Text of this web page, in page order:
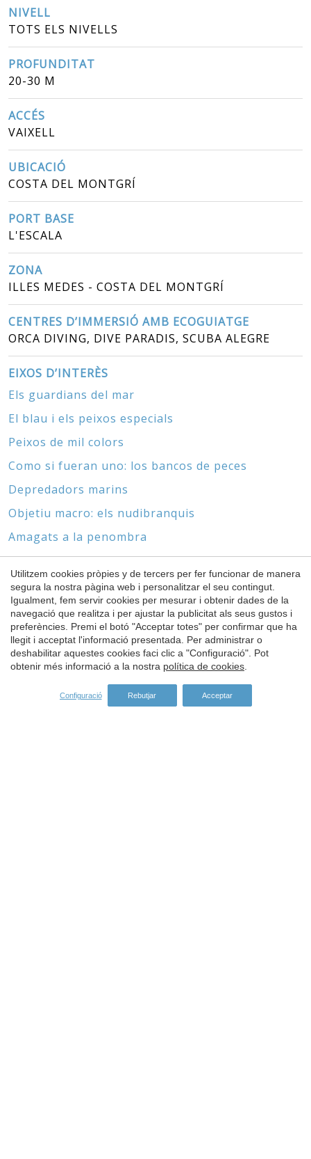
NIVELL
TOTS ELS NIVELLS
PROFUNDITAT
20-30 M
ACCÉS
VAIXELL
UBICACIÓ
COSTA DEL MONTGRÍ
PORT BASE
L'ESCALA
ZONA
ILLES MEDES - COSTA DEL MONTGRÍ
CENTRES D’IMMERSIÓ AMB ECOGUIATGE
ORCA DIVING, DIVE PARADIS, SCUBA ALEGRE
EIXOS D’INTERÈS
Els guardians del mar
El blau i els peixos especials
Peixos de mil colors
Como si fueran uno: los bancos de peces
Depredadors marins
Objetiu macro: els nudibranquis
Amagats a la penombra
Sense cap ni peus
ESPÒNSORS
Utilitzem cookies pròpies y de tercers per fer funcionar de manera
segura la nostra pàgina web i personalitzar el seu contingut.
Igualment, fem servir cookies per mesurar i obtenir dades de la
navegació que realitza i per ajustar la publicitat als seus gustos i
preferències. Premi el botó "Acceptar totes" per confirmar que ha
llegit i acceptat l'informació presentada. Per administrar o
deshabilitar aquestes cookies faci clic a "Configuració". Pot
obtenir més informació a la nostra política de cookies.
Configuració Rebutjar Acceptar
Guardar configuració Acceptar totes